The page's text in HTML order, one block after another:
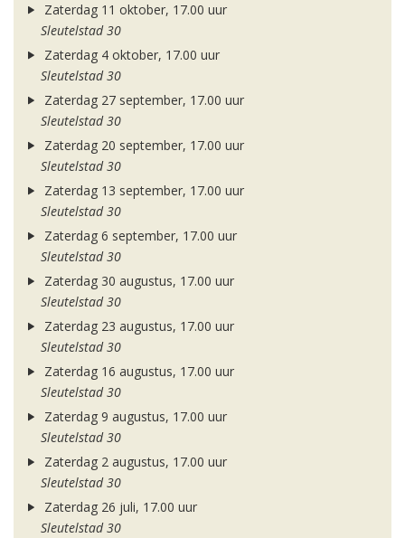
Zaterdag 11 oktober, 17.00 uur
Sleutelstad 30
Zaterdag 4 oktober, 17.00 uur
Sleutelstad 30
Zaterdag 27 september, 17.00 uur
Sleutelstad 30
Zaterdag 20 september, 17.00 uur
Sleutelstad 30
Zaterdag 13 september, 17.00 uur
Sleutelstad 30
Zaterdag 6 september, 17.00 uur
Sleutelstad 30
Zaterdag 30 augustus, 17.00 uur
Sleutelstad 30
Zaterdag 23 augustus, 17.00 uur
Sleutelstad 30
Zaterdag 16 augustus, 17.00 uur
Sleutelstad 30
Zaterdag 9 augustus, 17.00 uur
Sleutelstad 30
Zaterdag 2 augustus, 17.00 uur
Sleutelstad 30
Zaterdag 26 juli, 17.00 uur
Sleutelstad 30